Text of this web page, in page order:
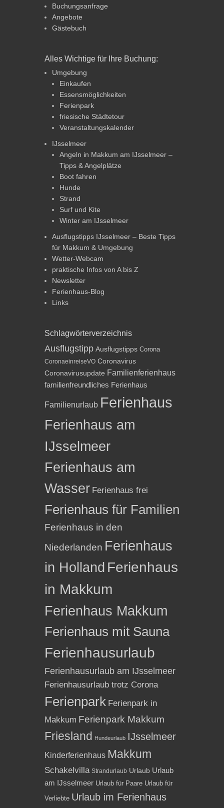
Buchungsanfrage
Angebote
Gästebuch
Alles Wichtige für Ihre Buchung:
Umgebung
Einkaufen
Essensmöglichkeiten
Ferienpark
friesische Städtetour
Veranstaltungskalender
IJsselmeer
Angeln in Makkum am IJsselmeer –
Tipps & Angelplätze
Boot fahren
Hunde
Strand
Surf und Kite
Winter am IJsselmeer
Ausflugstipps IJsselmeer – Beste Tipps
für Makkum & Umgebung
Wetter-Webcam
praktische Infos von A bis Z
Newsletter
Ferienhaus-Blog
Links
Schlagwörterverzeichnis
Ausflugstipp Ausflugstipps Corona
CoronaeinreiseVO Coronavirus
Coronavirusupdate Familienferienhaus
familienfreundliches Ferienhaus
Familienurlaub Ferienhaus
Ferienhaus am
IJsselmeer
Ferienhaus am
Wasser Ferienhaus frei
Ferienhaus für Familien
Ferienhaus in den
Niederlanden Ferienhaus
in Holland Ferienhaus
in Makkum
Ferienhaus Makkum
Ferienhaus mit Sauna
Ferienhausurlaub
Ferienhausurlaub am IJsselmeer
Ferienhausurlaub trotz Corona
Ferienpark Ferienpark in
Makkum Ferienpark Makkum
Friesland Hundeurlaub IJsselmeer
Kinderferienhaus Makkum
Schakelvilla Strandurlaub Urlaub Urlaub
am IJsselmeer Urlaub für Paare Urlaub für
Verliebte Urlaub im Ferienhaus